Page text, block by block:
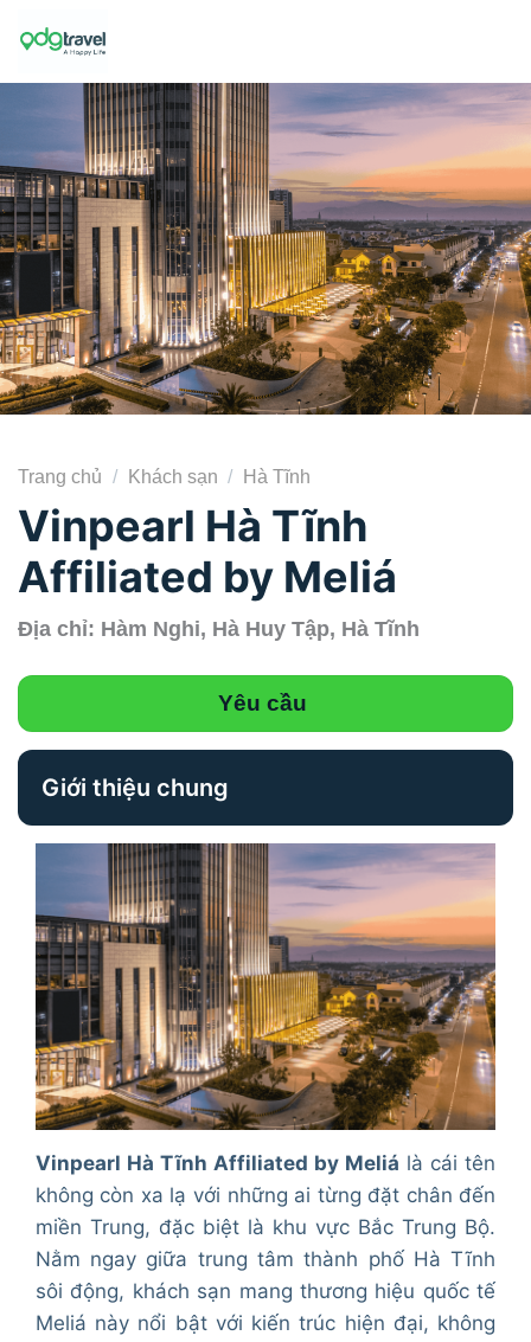
Trang chủ / Khách sạn / Hà Tĩnh
Vinpearl Hà Tĩnh
Affiliated by Meliá
Địa chỉ: Hàm Nghi, Hà Huy Tập, Hà Tĩnh
Yêu cầu
Giới thiệu chung
Vinpearl Hà Tĩnh Affiliated by Meliá là cái tên
không còn xa lạ với những ai từng đặt chân đến
miền Trung, đặc biệt là khu vực Bắc Trung Bộ.
Nằm ngay giữa trung tâm thành phố Hà Tĩnh
sôi động, khách sạn mang thương hiệu quốc tế
Meliá này nổi bật với kiến trúc hiện đại, không